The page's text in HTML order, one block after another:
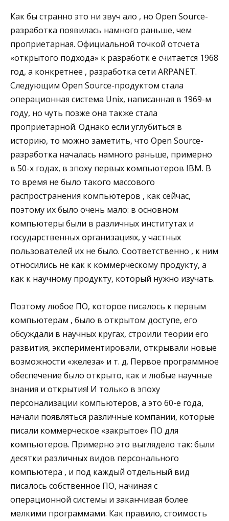
Как бы странно это ни звуч ало , но Open Source-
разработка появилась намного раньше, чем
проприетарная. Официальной точкой отсчета
«открытого подхода» к разработк е считается 1968
год, а конкретнее , разработка сети ARPANET.
Следующим Open Source-продуктом стала
операционная система Unix, написанная в 1969-м
году, но чуть позже она также стала
проприетарной. Однако если углубиться в
историю, то можно заметить, что Open Source-
разработка началась намного раньше, примерно
в 50-х годах, в эпоху первых компьютеров IBM. В
то время не было такого массового
распространения компьютеров , как сейчас,
поэтому их было очень мало: в основном
компьютеры были в различных институтах и
государственных организациях, у частных
пользователей их не было. Соответственно , к ним
относились не как к коммерческому продукту, а
как к научному продукту, который нужно изучать.
Поэтому любое ПО, которое писалось к первым
компьютерам , было в открытом доступе, его
обсуждали в научных кругах, строили теории его
развития, экспериментировали, открывали новые
возможности «железа» и т. д. Первое программное
обеспечение было открыто, как и любые научные
знания и открытия! И только в эпоху
персонализации компьютеров, а это 60-е года,
начали появляться различные компании, которые
писали коммерческое «закрытое» ПО для
компьютеров. Примерно это выглядело так: были
десятки различных видов персонального
компьютера , и под каждый отдельный вид
писалось собственное ПО, начиная с
операционной системы и заканчивая более
мелкими программами. Как правило, стоимость